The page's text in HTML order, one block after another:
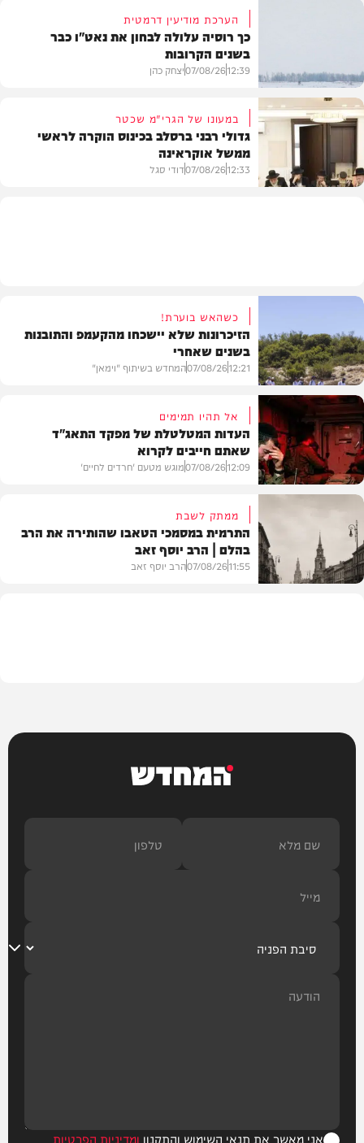
הערכת מודיעין דרמטית
כך רוסיה עלולה לבחון את נאט"ו כבר
בשנים הקרובות
12:39
07/08/26יצחק כהן
במעונו של הגרי"מ שכטר
גדולי רבני ברסלב בכינוס הוקרה לראשי
ממשל אוקראינה
12:33
07/08/26דודי סגל
וידאו
כשהאש בוערת!
הזיכרונות שלא יישכחו מהקעמפ והתובנות
בשנים שאחרי
12:21
07/08/26המחדש בשיתוף "וימאן"
דעות
אל תהיו תמימים
העדות המטלטלת של מפקד התאג"ד
שאתם חייבים לקרוא
12:09
07/08/26מוגש מטעם 'חרדים לחיים'
ממתק לשבת
התרמית במסמכי הטאבו שהותירה את הרב
בהלם | הרב יוסף זאב
11:55
07/08/26הרב יוסף זאב
המחדש
אני מאשר את תנאי השימוש והתקנון ומדיניות הפרטיות